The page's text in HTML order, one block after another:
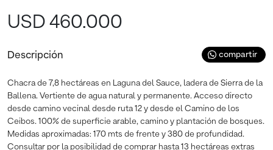
USD 460.000
Descripción compartir
Chacra de 7,8 hectáreas en Laguna del Sauce, ladera de Sierra de la
Ballena. Vertiente de agua natural y permanente. Acceso directo
desde camino vecinal desde ruta 12 y desde el Camino de los
Ceibos. 100% de superficie arable, camino y plantación de bosques.
Medidas aproximadas: 170 mts de frente y 380 de profundidad.
Consultar por la posibilidad de comprar hasta 13 hectáreas extras